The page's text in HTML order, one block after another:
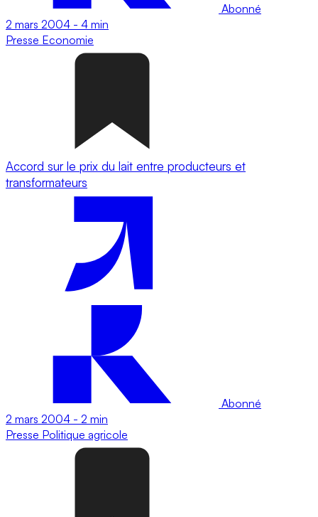
Abonné
2 mars 2004 - 4 min
Presse Economie
Accord sur le prix du lait entre producteurs et
transformateurs
Abonné
2 mars 2004 - 2 min
Presse Politique agricole